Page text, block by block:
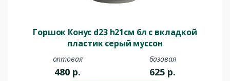
Горшок Конус d23 h21см 6л с вкладкой
пластик серый муссон
оптовая
480 р.
базовая
625 р.